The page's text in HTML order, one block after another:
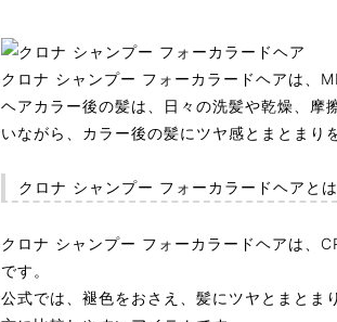
クロナ シャンプー フォーカラードヘアは、
ヘアカラー後の髪は、日々の洗髪や乾燥、摩
いながら、カラー後の髪にツヤ感とまとまり
クロナ シャンプー フォーカラードヘアとは
クロナ シャンプー フォーカラードヘアは、
です。
公式では、褪色をおさえ、髪にツヤとまとま